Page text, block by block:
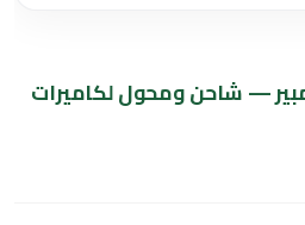
طاقة 12 فولت 2 أمبير — شاحن ومحول لكاميرات